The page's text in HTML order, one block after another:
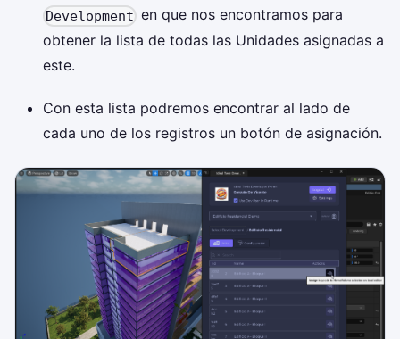
Development en que nos encontramos para
obtener la lista de todas las Unidades asignadas a
este.
Con esta lista podremos encontrar al lado de
cada uno de los registros un botón de asignación.